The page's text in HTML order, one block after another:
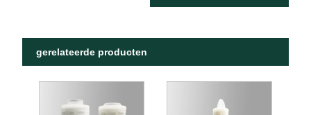
gerelateerde producten